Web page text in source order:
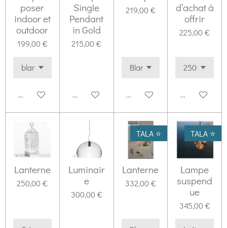
poser
indoor et
outdoor
199,00 €
Ajouter au panier
Single
Pendant
in Gold
215,00 €
Ajouter au panier
219,00 €
Ajouter au panier
d’achat à
offrir
225,00 €
Ajouter au
Lanterne
250,00 €
Luminair
e
300,00 €
TALA ⭐️
Lanterne
332,00 €
TALA ⭐️
Lampe
suspend
ue
345,00 €